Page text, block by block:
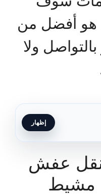
أفضل من
ولا
إظهار
عفش
مشيط